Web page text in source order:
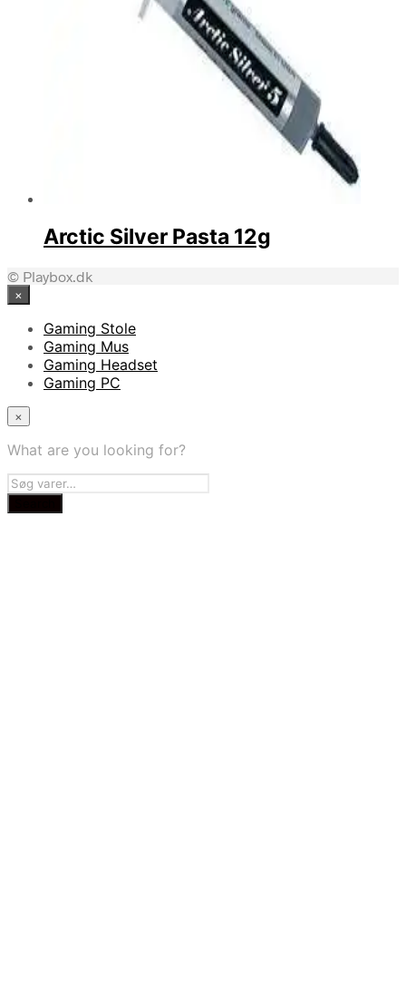
Arctic Silver Pasta 12g
© Playbox.dk
×
Gaming Stole
Gaming Mus
Gaming Headset
Gaming PC
×
What are you looking for?